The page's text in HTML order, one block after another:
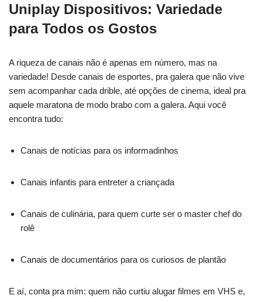
Uniplay Dispositivos: Variedade
para Todos os Gostos
A riqueza de canais não é apenas em número, mas na
variedade! Desde canais de esportes, pra galera que não vive
sem acompanhar cada drible, até opções de cinema, ideal pra
aquele maratona de modo brabo com a galera. Aqui você
encontra tudo:
Canais de notícias para os informadinhos
Canais infantis para entreter a criançada
Canais de culinária, para quem curte ser o master chef do
rolê
Canais de documentários para os curiosos de plantão
E aí, conta pra mim: quem não curtiu alugar filmes em VHS e,